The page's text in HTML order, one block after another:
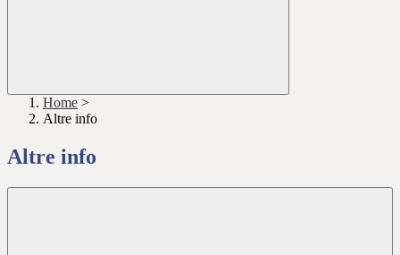
Home >
Altre info
Altre info